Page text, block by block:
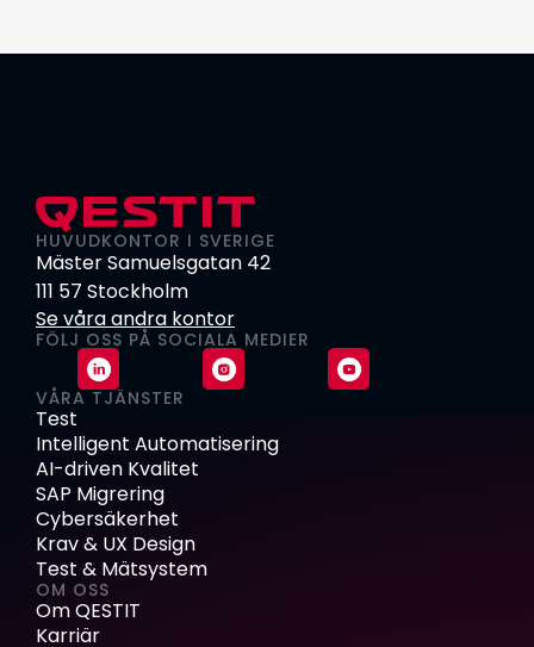
HUVUDKONTOR I SVERIGE
Mäster Samuelsgatan 42
111 57 Stockholm
Se våra andra kontor
FÖLJ OSS PÅ SOCIALA MEDIER
VÅRA TJÄNSTER
Test
Intelligent Automatisering
AI-driven Kvalitet
SAP Migrering
Cybersäkerhet
Krav & UX Design
Test & Mätsystem
OM OSS
Om QESTIT
Karriär